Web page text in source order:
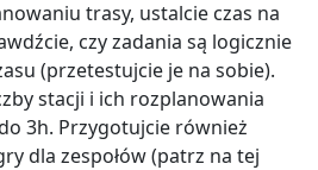
trasy, ustalcie czas na
czy zadania są logicznie
(przetestujcie je na sobie).
stacji i ich rozplanowania
3h. Przygotujcie również
dla zespołów (patrz na tej